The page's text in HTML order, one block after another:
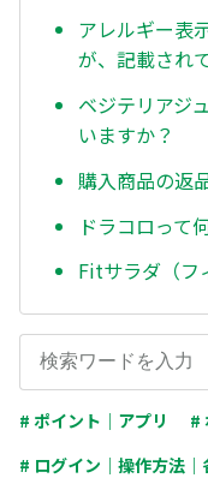
アレルギー表
が、記載され
ベジテリアジ
いますか？
購入商品の返
ドラコロって
Fitサラダ（フ
# ポイント｜アプリ
#
# ログイン｜操作方法｜